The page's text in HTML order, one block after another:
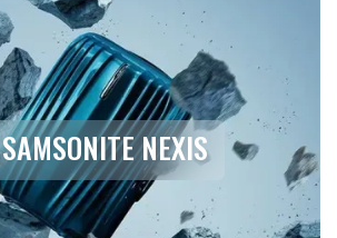
SAMSONITE NEXIS